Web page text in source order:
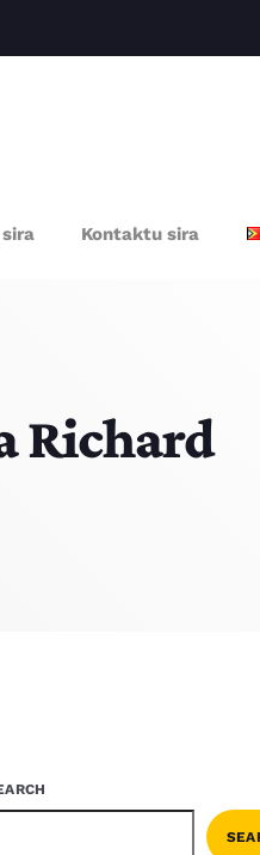
Kontaktu sira
Richard